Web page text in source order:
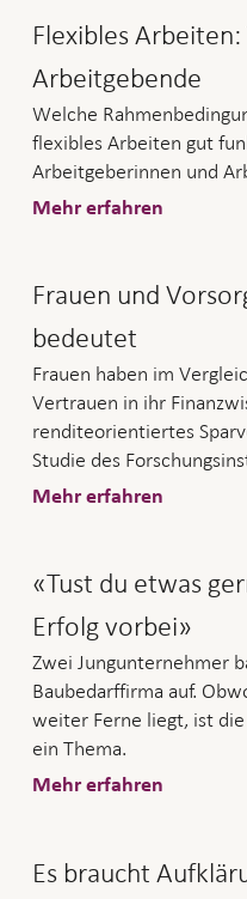
Flexibles
Arbeitgebende
Welche
flexibles Arbeiten gut
Arbeitgeberinnen und
Mehr erfahren
Frauen und
bedeutet
Frauen haben im
Vertrauen in ihr
renditeorientiertes
Studie des
Mehr erfahren
«Tust du etwas
Erfolg vorbei»
Zwei Jungunternehmer
Baubedarffirma auf.
weiter Ferne liegt, ist
ein Thema.
Mehr erfahren
Es braucht